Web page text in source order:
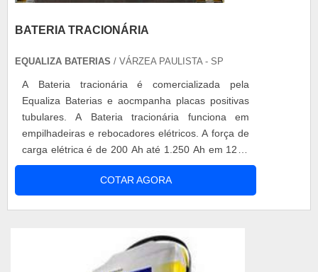
BATERIA TRACIONÁRIA
EQUALIZA BATERIAS / VÁRZEA PAULISTA - SP
A Bateria tracionária é comercializada pela
Equaliza Baterias e aocmpanha placas positivas
tubulares. A Bateria tracionária funciona em
empilhadeiras e rebocadores elétricos. A força de
carga elétrica é de 200 Ah até 1.250 Ah em 12 V,
24 V, 36 V, 48 V, 72 V e 80 V. A Equaliza Baterias
fornece Bateria tracionária com placas positivas
tubulares e aceita a sua bateria usada na troca
COTAR AGORA